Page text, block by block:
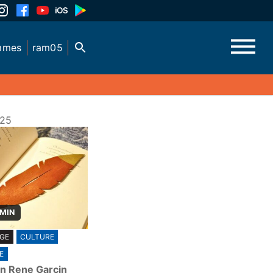
ram05
CULTURE
Rene Garcin